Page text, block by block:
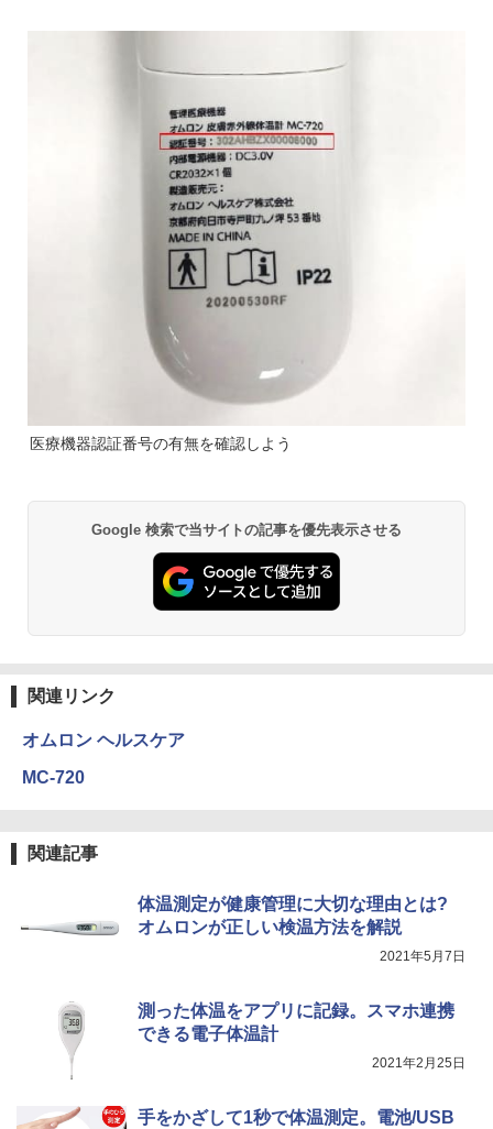
医療機器認証番号の有無を確認しよう
Google 検索で当サイトの記事を優先表示させる
関連リンク
オムロン ヘルスケア
MC-720
関連記事
体温測定が健康管理に大切な理由とは?
オムロンが正しい検温方法を解説
2021年5月7日
測った体温をアプリに記録。スマホ連携
できる電子体温計
2021年2月25日
手をかざして1秒で体温測定。電池/USB